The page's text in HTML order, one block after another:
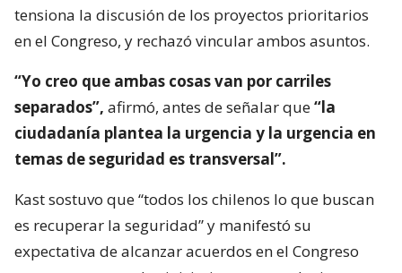
tensiona la discusión de los proyectos prioritarios
en el Congreso, y rechazó vincular ambos asuntos.
“Yo creo que ambas cosas van por carriles
separados”, afirmó, antes de señalar que“la
ciudadanía plantea la urgencia y la urgencia en
temas de seguridad es transversal”.
Kast sostuvo que “todos los chilenos lo que buscan
es recuperar la seguridad” y manifestó su
expectativa de alcanzar acuerdos en el Congreso